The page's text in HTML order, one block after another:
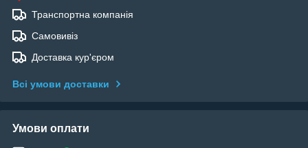
Транспортна компанія
Самовивіз
Доставка кур'єром
Всі умови доставки
Умови оплати